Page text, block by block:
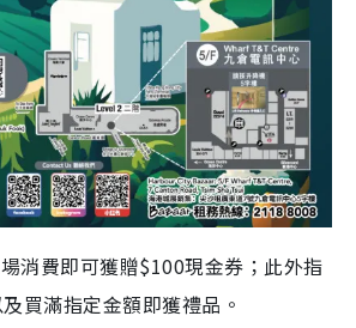
消費即可獲贈$100現金券；此外指
買滿指定金額即獲禮品。